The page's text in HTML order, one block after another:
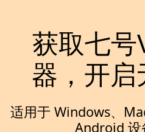
获取七号
器，开
适用于 Windows、
Android 设